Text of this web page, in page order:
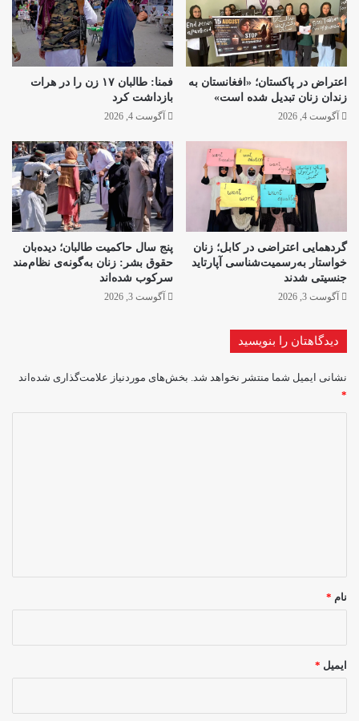
اعتراض در پاکستان؛ «افغانستان به
زندان زنان تبدیل شده است»
آگوست 4, 2026
فمنا: طالبان ۱۷ زن را در هرات
بازداشت کرد
آگوست 4, 2026
گردهمایی اعتراضی در کابل؛ زنان
خواستار به‌رسمیت‌شناسی آپارتاید
جنسیتی شدند
آگوست 3, 2026
پنج سال حاکمیت طالبان؛ دیده‌بان
حقوق بشر: زنان به‌گونه‌ی نظام‌مند
سرکوب شده‌اند
آگوست 3, 2026
دیدگاهتان را بنویسید
نشانی ایمیل شما منتشر نخواهد شد. بخش‌های موردنیاز علامت‌گذاری شده‌اند
*
نام *
ایمیل *